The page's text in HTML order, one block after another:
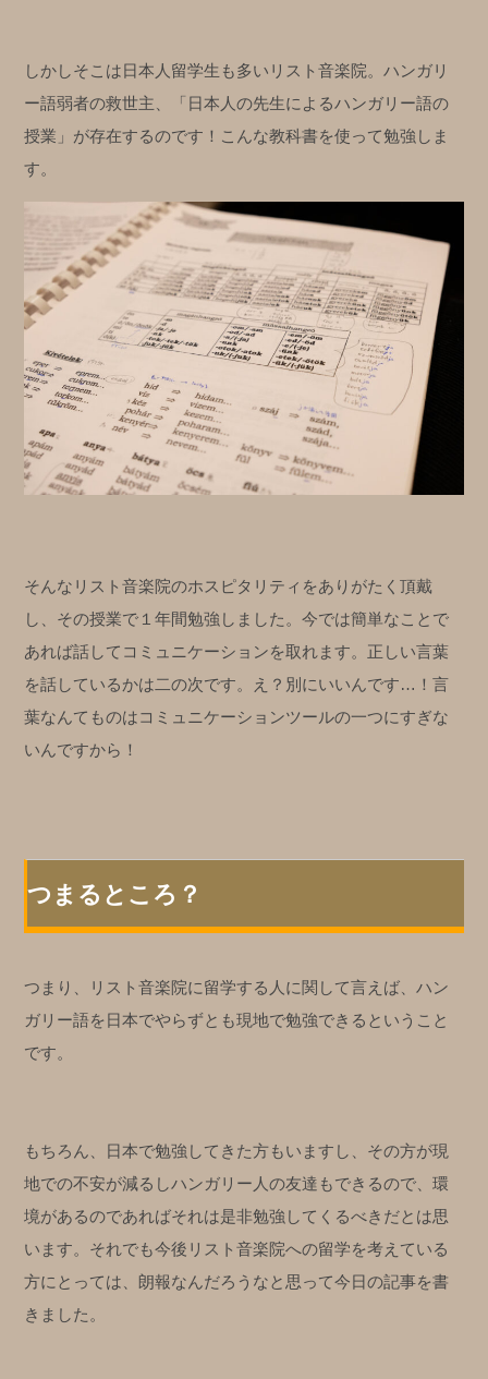
しかしそこは日本人留学生も多いリスト音楽院。ハンガリ
ー語弱者の救世主、「日本人の先生によるハンガリー語の
授業」が存在するのです！こんな教科書を使って勉強しま
す。
そんなリスト音楽院のホスピタリティをありがたく頂戴
し、その授業で１年間勉強しました。今では簡単なことで
あれば話してコミュニケーションを取れます。正しい言葉
を話しているかは二の次です。え？別にいいんです…！言
葉なんてものはコミュニケーションツールの一つにすぎな
いんですから！
つまるところ？
つまり、リスト音楽院に留学する人に関して言えば、ハン
ガリー語を日本でやらずとも現地で勉強できるということ
です。
もちろん、日本で勉強してきた方もいますし、その方が現
地での不安が減るしハンガリー人の友達もできるので、環
境があるのであればそれは是非勉強してくるべきだとは思
います。それでも今後リスト音楽院への留学を考えている
方にとっては、朗報なんだろうなと思って今日の記事を書
きました。